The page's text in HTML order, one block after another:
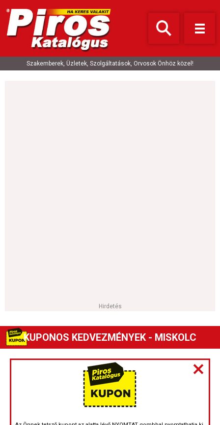
Szakemberek, Üzletek, Szolgáltatások, Orvosok Önhöz közel!
Hirdetés
KUPONOS KEDVEZMÉNYEK - MISKOLC